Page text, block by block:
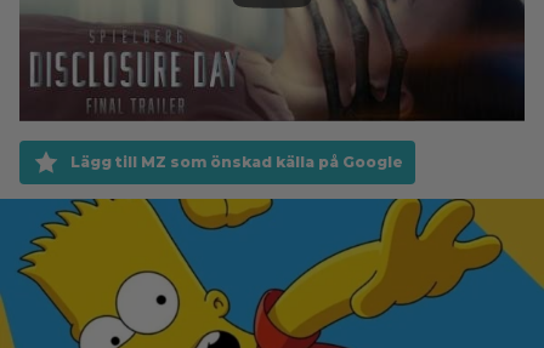
Lägg till MZ som önskad källa på Google